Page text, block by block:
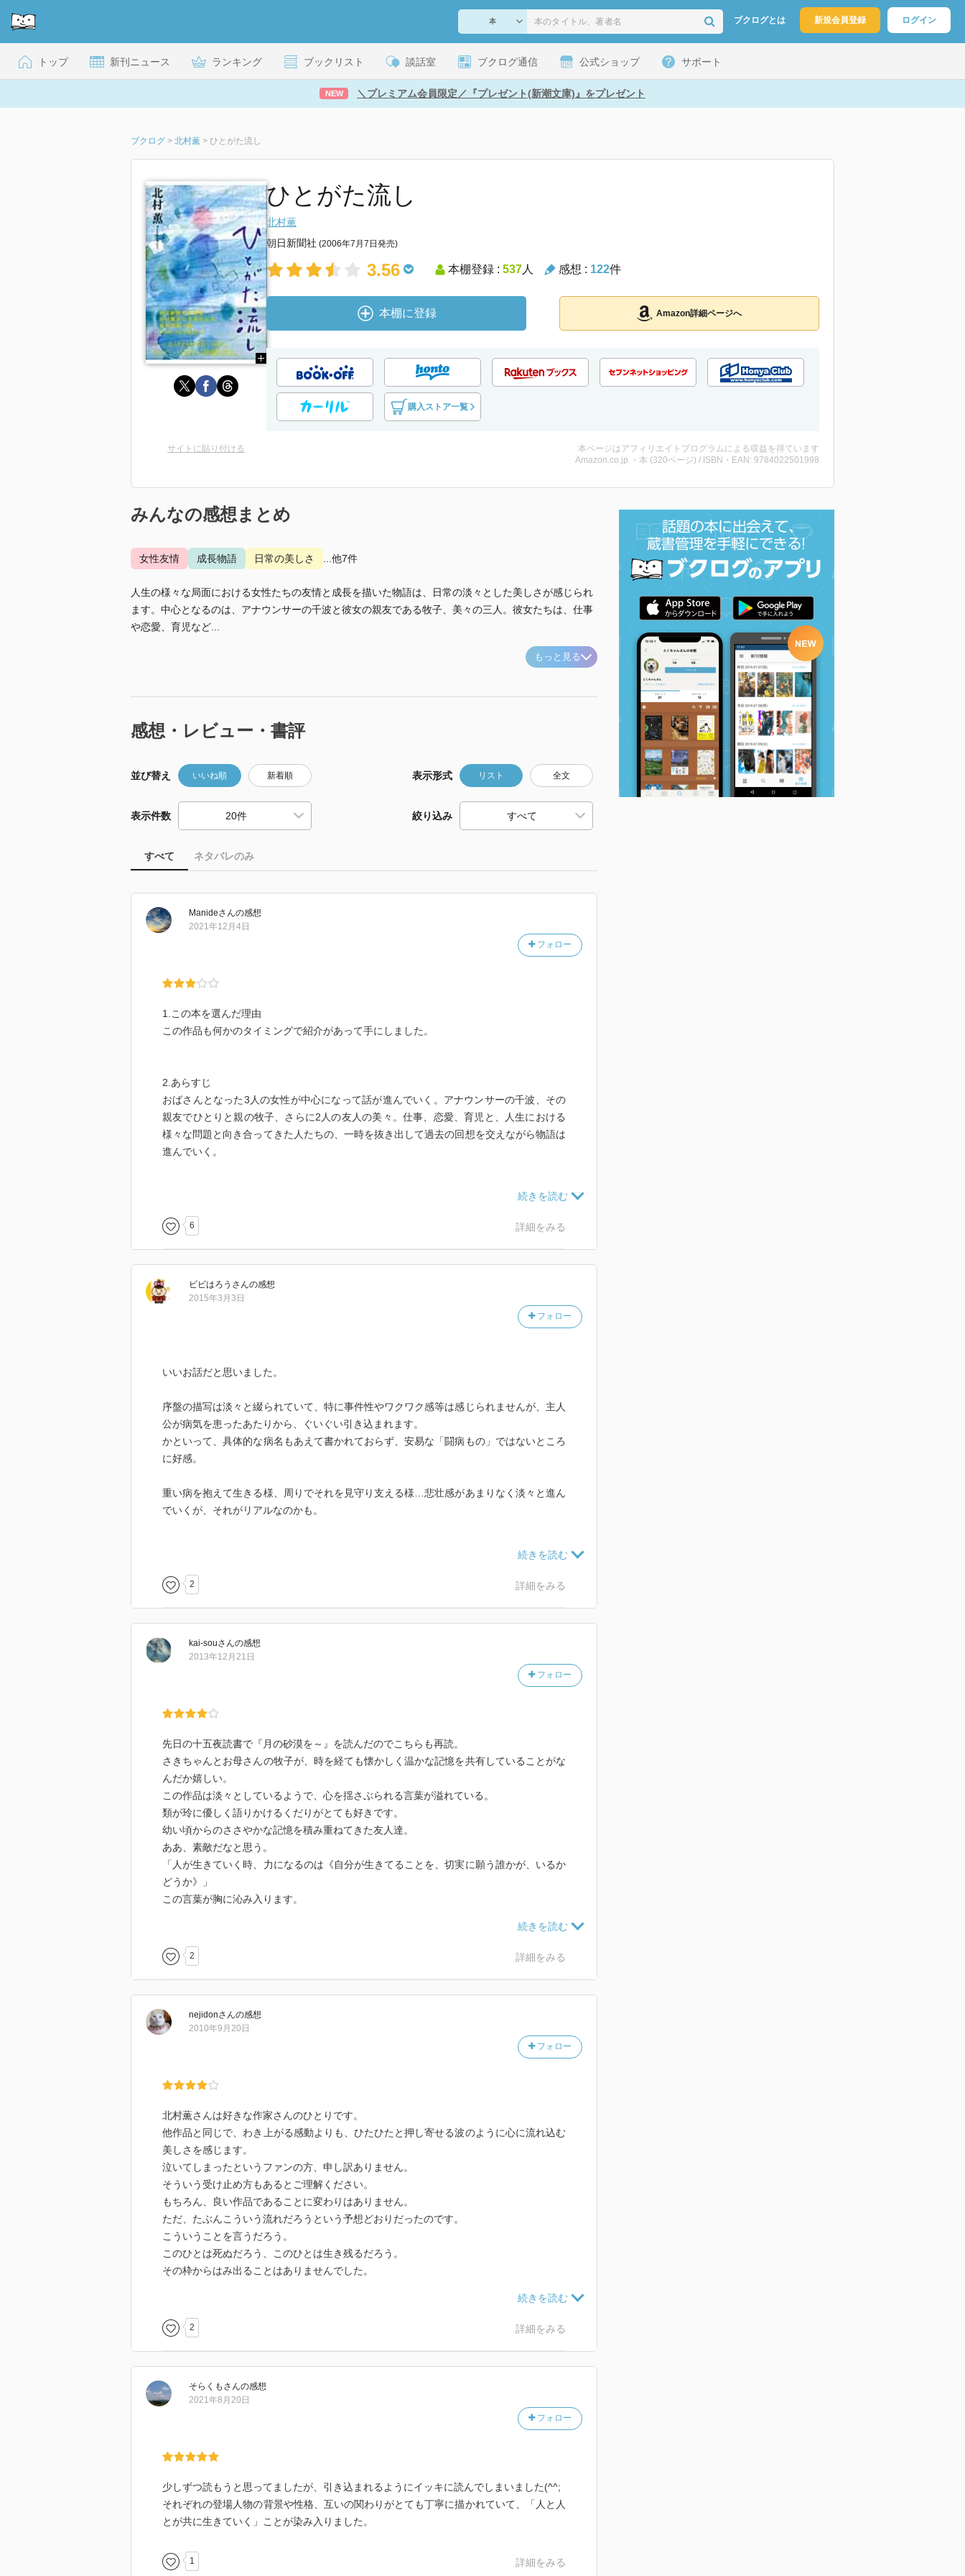
ブクログとは 新規会員登録 ログイン
トップ 新刊ニュース ランキング ブックリスト 談話室 ブクログ通信 公式ショップ サポート
NEW ＼プレミアム会員限定／『プレゼント(新潮文庫)』をプレゼント
ブクログ > 北村薫 > ひとがた流し
ひとがた流し
北村薫
朝日新聞社 (2006年7月7日発売)
3.56 本棚登録 : 537人 感想 : 122件
本棚に登録 Amazon詳細ページへ
購入ストア一覧
サイトに貼り付ける
本ページはアフィリエイトプログラムによる収益を得ています
Amazon.co.jp ・本 (320ページ) / ISBN・EAN: 9784022501998
みんなの感想まとめ
女性友情 成長物語 日常の美しさ ...他7件
人生の様々な局面における女性たちの友情と成長を描いた物語は、日常の淡々とした美しさが感じられ
ます。中心となるのは、アナウンサーの千波と彼女の親友である牧子、美々の三人。彼女たちは、仕事
や恋愛、育児など...
もっと見る
感想・レビュー・書評
並び替え いいね順 新着順 表示形式 リスト 全文
表示件数 絞り込み
すべて ネタバレのみ
Manideさんの感想
フォロー
2021年12月4日
1.この本を選んだ理由
この作品も何かのタイミングで紹介があって手にしました。
2.あらすじ
おばさんとなった3人の女性が中心になって話が進んでいく。アナウンサーの千波、その
親友でひとりと親の牧子、さらに2人の友人の美々。仕事、恋愛、育児と、人生における
様々な問題と向き合ってきた人たちの、一時を抜き出して過去の回想を交えながら物語は
進んでいく。
この日々の生活を抜き出した感じの作品はとても好きな作品でした。
ただ、話の主人公がかわっていく感じに慣れなくて、サクサク読み進めるのができなかっ
5.登場人物
石川千波
水沢牧子 千波同級生
日高美々 千波同級生
さき 水沢娘
類 美々の夫
神崎 アナウンス室長
6 詳細をみる
ビビはろう さんの感想
フォロー
2015年3月3日
いいお話だと思いました。
序盤の描写は淡々と綴られていて、特に事件性やワクワク感等は感じられませんが、主人
公が病気を患ったあたりから、ぐいぐい引き込まれます。
かといって、具体的な病名もあえて書かれておらず、安易な「闘病もの」ではないところ
に好感。
重い病を抱えて生きる様、周りでそれを見守り支える様…悲壮感があまりなく淡々と進ん
でいくが、それがリアルなのかも。
色々感じるものがありました。
単純だけれど、それに尽きるなぁ。
2 詳細をみる
kai-souさんの感想
フォロー
2013年12月21日
先日の十五夜読書で『月の砂漠を～』を読んだのでこちらも再読。
さきちゃんとお母さんの牧子が、時を経ても懐かしく温かな記憶を共有していることがな
んだか嬉しい。
この作品は淡々としているようで、心を揺さぶられる言葉が溢れている。
類が玲に優しく語りかけるくだりがとても好きです。
幼い頃からのささやかな記憶を積み重ねてきた友人達。
ああ、素敵だなと思う。
「人が生きていく時、力になるのは《自分が生きてることを、切実に願う誰かが、いるか
どうか》」
この言葉が胸に沁み入ります。
2 詳細をみる
nejidonさんの感想
フォロー
2010年9月20日
北村薫さんは好きな作家さんのひとりです。
他作品と同じで、わき上がる感動よりも、ひたひたと押し寄せる波のように心に流れ込む
美しさを感じます。
泣いてしまったというファンの方、申し訳ありません。
そういう受け止め方もあるとご理解ください。
もちろん、良い作品であることに変わりはありません。
ただ、たぶんこういう流れだろうという予想どおりだったのです。
こういうことを言うだろう。
このひとは死ぬだろう、このひとは生き残るだろう。
その枠からはみ出ることはありませんでした。
ドラマ化されていたらしいけれど、そちらは全然知りません。
の同じまなざしも欲しいもの。
この作品には随所でそれが語られます。
お互いのために何をしてあげられるか、それを真剣に考えることの素晴らしさ。
です。
「こうしたい」よりも「こうあらねば」と生きる凛々しい女性。
現代は感情を野放しにして生きることが自然で良いことのように思われている節があるけ
れど、理性で乗り越えねばならないのがこの世の生き方であり、それはまた習慣でそうな
それを、教わらなかったひとこそ不幸です。
2 詳細をみる
そらくも さんの感想
フォロー
2021年8月20日
少しずつ読もうと思ってましたが、引き込まれるようにイッキに読んでしまいました(^^;
それぞれの登場人物の背景や性格、互いの関わりがとても丁寧に描かれていて、「人と人
とが共に生きていく」ことが染み入りました。
1 詳細をみる